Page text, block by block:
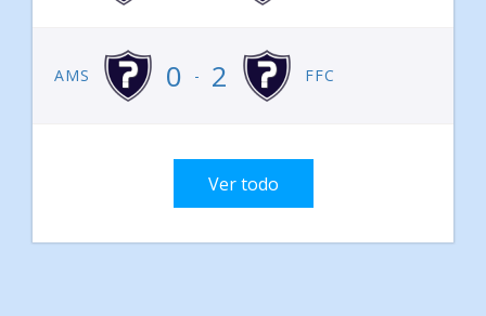
AMS 0 - 2 FFC
Ver todo